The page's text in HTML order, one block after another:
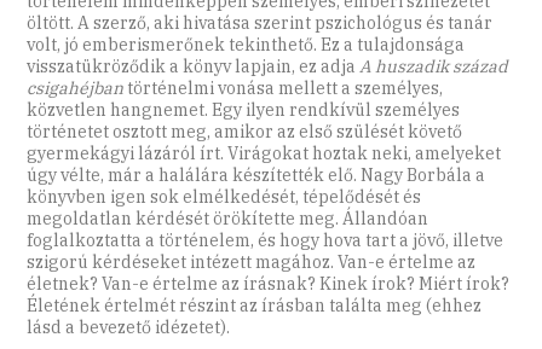
öltött. A szerző, aki hivatása szerint pszichológus és tanár
volt, jó emberismerőnek tekinthető. Ez a tulajdonsága
visszatükröződik a könyv lapjain, ez adjaA huszadik század
csigahéjban történelmi vonása mellett a személyes,
közvetlen hangnemet. Egy ilyen rendkívül személyes
történetet osztott meg, amikor az első szülését követő
gyermekágyi lázáról írt. Virágokat hoztak neki, amelyeket
úgy vélte, már a halálára készítették elő. Nagy Borbála a
könyvben igen sok elmélkedését, tépelődését és
megoldatlan kérdését örökítette meg. Állandóan
foglalkoztatta a történelem, és hogy hova tart a jövő, illetve
szigorú kérdéseket intézett magához. Van-e értelme az
életnek? Van-e értelme az írásnak? Kinek írok? Miért írok?
Életének értelmét részint az írásban találta meg (ehhez
lásd a bevezető idézetet).